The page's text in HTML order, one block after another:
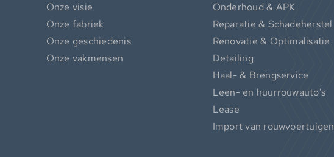
Onze visie
Onze fabriek
Onze geschiedenis
Onze vakmensen
Onderhoud & APK
Reparatie & Schadeherstel
Renovatie & Optimalisatie
Detailing
Haal- & Brengservice
Leen- en huurrouwauto’s
Lease
Import van rouwvoertuigen